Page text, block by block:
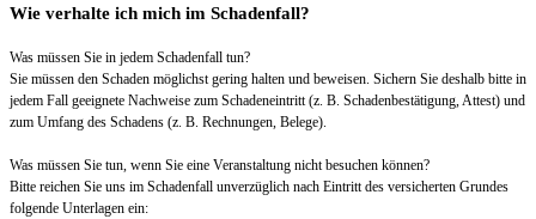
Wie verhalte ich mich im Schadenfall?
Was müssen Sie in jedem Schadenfall tun?
Sie müssen den Schaden möglichst gering halten und beweisen. Sichern Sie deshalb bitte in
jedem Fall geeignete Nachweise zum Schadeneintritt (z. B. Schadenbestätigung, Attest) und
zum Umfang des Schadens (z. B. Rechnungen, Belege).
Was müssen Sie tun, wenn Sie eine Veranstaltung nicht besuchen können?
Bitte reichen Sie uns im Schadenfall unverzüglich nach Eintritt des versicherten Grundes
folgende Unterlagen ein: